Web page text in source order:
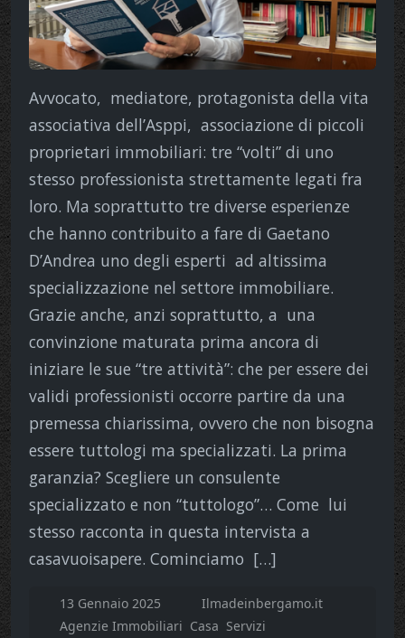
Avvocato, mediatore, protagonista della vita
associativa dell’Asppi, associazione di piccoli
proprietari immobiliari: tre “volti” di uno
stesso professionista strettamente legati fra
loro. Ma soprattutto tre diverse esperienze
che hanno contribuito a fare di Gaetano
D’Andrea uno degli esperti ad altissima
specializzazione nel settore immobiliare.
Grazie anche, anzi soprattutto, a una
convinzione maturata prima ancora di
iniziare le sue “tre attività”: che per essere dei
validi professionisti occorre partire da una
premessa chiarissima, ovvero che non bisogna
essere tuttologi ma specializzati. La prima
garanzia? Scegliere un consulente
specializzato e non “tuttologo”… Come lui
stesso racconta in questa intervista a
casavuoisapere. Cominciamo […]
13 Gennaio 2025
Ilmadeinbergamo.it
Agenzie Immobiliari Casa Servizi